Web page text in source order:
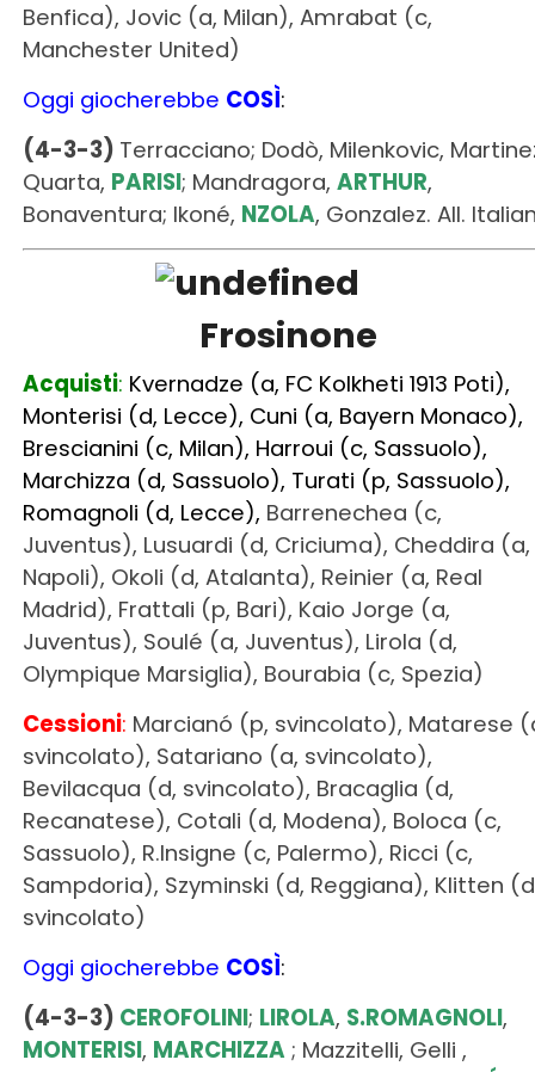
Benfica), Jovic (a, Milan), Amrabat (c,
Manchester United)
Oggi giocherebbe COSÌ:
(4-3-3) Terracciano; Dodò, Milenkovic,
Quarta, PARISI; Mandragora, ARTHUR,
Bonaventura; Ikoné, NZOLA, Gonzalez. All.
Frosinone
Acquisti: Kvernadze (a, FC Kolkheti 1913 Poti),
Monterisi (d, Lecce), Cuni (a, Bayern Monaco),
Brescianini (c, Milan), Harroui (c, Sassuolo),
Marchizza (d, Sassuolo), Turati (p, Sassuolo),
Romagnoli (d, Lecce), Barrenechea (c,
Juventus), Lusuardi (d, Criciuma), Cheddira (a,
Napoli), Okoli (d, Atalanta), Reinier (a, Real
Madrid), Frattali (p, Bari), Kaio Jorge (a,
Juventus), Soulé (a, Juventus), Lirola (d,
Olympique Marsiglia), Bourabia (c, Spezia)
Cessioni: Marcianó (p, svincolato), Matarese
svincolato), Satariano (a, svincolato),
Bevilacqua (d, svincolato), Bracaglia (d,
Recanatese), Cotali (d, Modena), Boloca (c,
Sassuolo), R.Insigne (c, Palermo), Ricci (c,
Sampdoria), Szyminski (d, Reggiana), Klitten
svincolato)
Oggi giocherebbe COSÌ:
(4-3-3) CEROFOLINI; LIROLA, S.ROMAGNOLI,
MONTERISI, MARCHIZZA; Mazzitelli, Gelli ,